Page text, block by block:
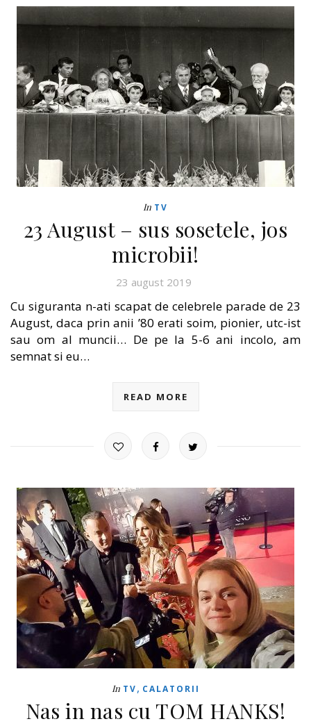
In TV
23 August – sus sosetele, jos
microbii!
23 august 2019
Cu siguranta n-ati scapat de celebrele parade de 23
August, daca prin anii ’80 erati soim, pionier, utc-ist
sau om al muncii… De pe la 5-6 ani incolo, am
semnat si eu…
READ MORE
In TV, CALATORII
Nas in nas cu TOM HANKS!